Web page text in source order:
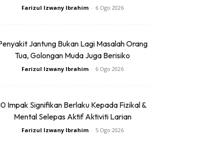
Farizul Izwany Ibrahim - 6 Ogo 2026
Jantung Bukan Lagi Masalah Orang
Tua, Golongan Muda Juga Berisiko
Farizul Izwany Ibrahim - 6 Ogo 2026
Impak Signifikan Berlaku Kepada Fizikal &
Mental Selepas Aktif Aktiviti Larian
Farizul Izwany Ibrahim - 5 Ogo 2026